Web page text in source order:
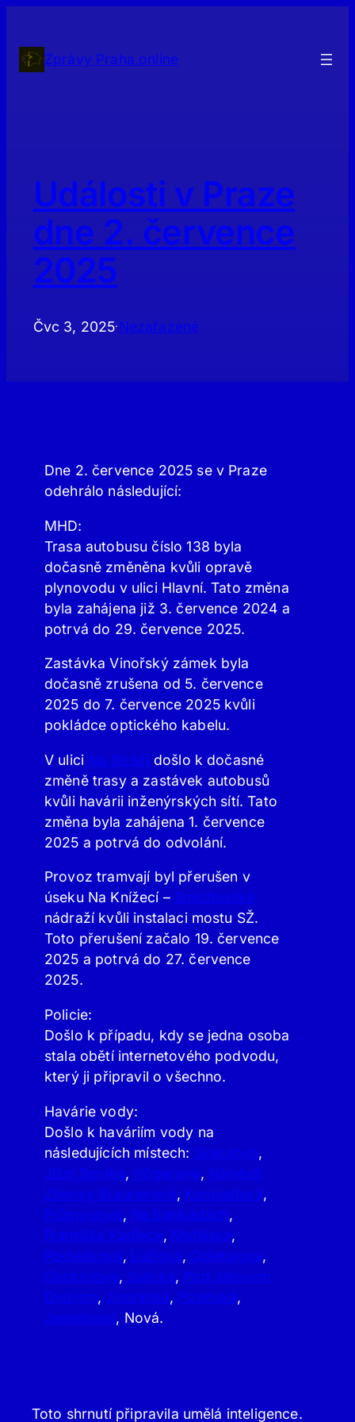
obsahZprávy Praha.online
Události v Praze
dne 2. července
2025
Čvc 3, 2025· Nezařazené
Dne 2. července 2025 se v Praze
odehrálo následující:
MHD:
Trasa autobusu číslo 138 byla
dočasně změněna kvůli opravě
plynovodu v ulici Hlavní. Tato změna
byla zahájena již 3. července 2024 a
potrvá do 29. července 2025.
Zastávka Vinořský zámek byla
dočasně zrušena od 5. července
2025 do 7. července 2025 kvůli
pokládce optického kabelu.
V ulici Na Stráži došlo k dočasné
změně trasy a zastávek autobusů
kvůli havárii inženýrských sítí. Tato
změna byla zahájena 1. července
2025 a potrvá do odvolání.
Provoz tramvají byl přerušen v
úseku Na Knížecí – Smíchovské
nádraží kvůli instalaci mostu SŽ.
Toto přerušení začalo 19. července
2025 a potrvá do 27. července
2025.
Policie:
Došlo k případu, kdy se jedna osoba
stala obětí internetového podvodu,
který ji připravil o všechno.
Havárie vody:
Došlo k haváriím vody na
následujících místech: Sinkulova,
Jižní Spojka, Högerova, Náměstí
Zdenky Braunerové, Konojedská,
Průmyslová, Na Barikádách,
Františka Kadlece, Matějská,
Podléšková, Lužická, Opletalova,
Gorazdova, Sulická, Pod Jalovým
Dvorem, Jinonická, Plzeňská,
Jasmínová, Nová.
Toto shrnutí připravila umělá inteligence.